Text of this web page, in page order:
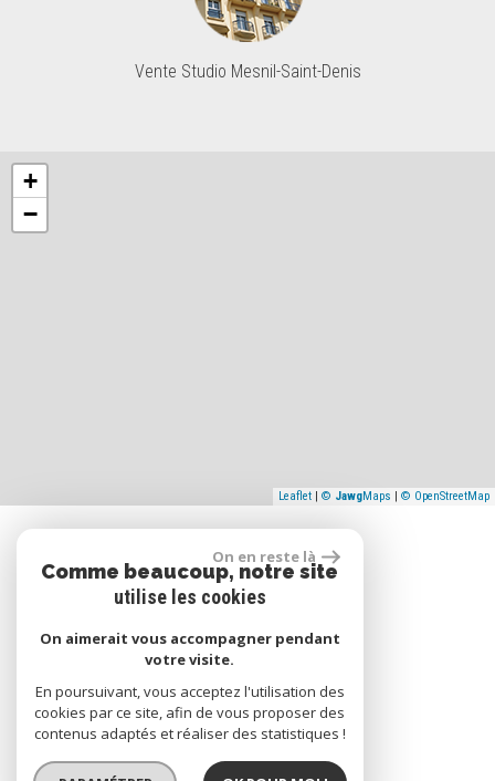
Vente Studio Mesnil-Saint-Denis
+
−
Leaflet | © JawgMaps | © OpenStreetMap
Se connecter
Espace propriétaire
réalisé par
On en reste là
Comme beaucoup, notre site
utilise les cookies
On aimerait vous accompagner pendant
votre visite.
En poursuivant, vous acceptez l'utilisation des
cookies par ce site, afin de vous proposer des
contenus adaptés et réaliser des statistiques !